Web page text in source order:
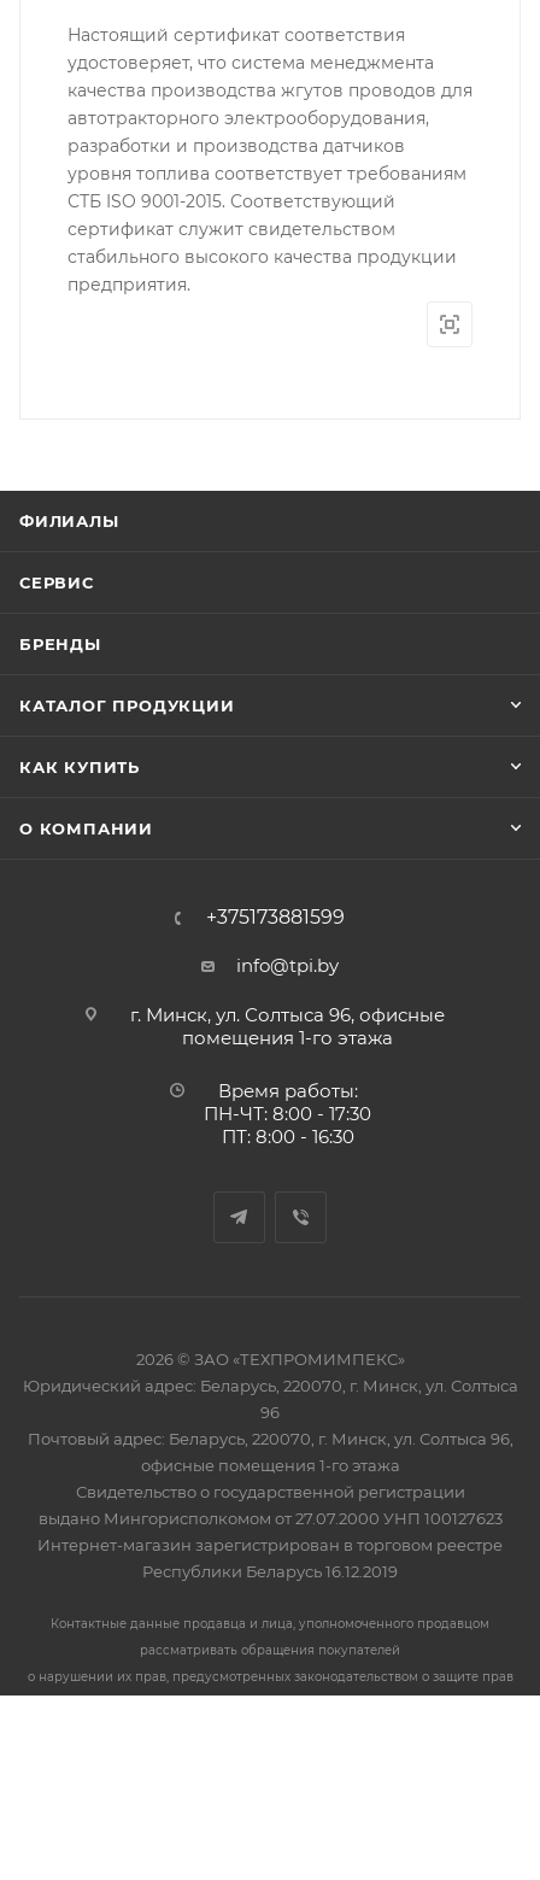
Настоящий сертификат соответствия
удостоверяет, что система менеджмента
качества производства жгутов проводов для
автотракторного электрооборудования,
разработки и производства датчиков
уровня топлива соответствует требованиям
СТБ ISO 9001-2015. Соответствующий
сертификат служит свидетельством
стабильного высокого качества продукции
предприятия.
ФИЛИАЛЫ
СЕРВИС
БРЕНДЫ
КАТАЛОГ ПРОДУКЦИИ
КАК КУПИТЬ
О КОМПАНИИ
+375173881599
info@tpi.by
г. Минск, ул. Солтыса 96, офисные
помещения 1-го этажа
Время работы:
ПН-ЧТ: 8:00 - 17:30
ПТ: 8:00 - 16:30
2026 © ЗАО «ТЕХПРОМИМПЕКС»
Юридический адрес: Беларусь, 220070, г. Минск, ул. Солтыса
96
Почтовый адрес: Беларусь, 220070, г. Минск, ул. Солтыса 96,
офисные помещения 1-го этажа
Свидетельство о государственной регистрации
выдано Мингорисполкомом от 27.07.2000 УНП 100127623
Интернет-магазин зарегистрирован в торговом реестре
Республики Беларусь 16.12.2019
Контактные данные продавца и лица, уполномоченного продавцом
рассматривать обращения покупателей
о нарушении их прав, предусмотренных законодательством о защите прав